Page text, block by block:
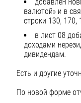
валютой» и в
строки 130, 170,
в лист 08
доходами
дивидендам.
Есть и другие
По новой форме